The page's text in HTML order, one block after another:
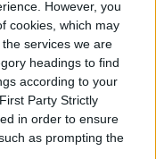
However, you
cookies, which may
services we are
headings to find
according to your
Party Strictly
in order to ensure
as prompting the